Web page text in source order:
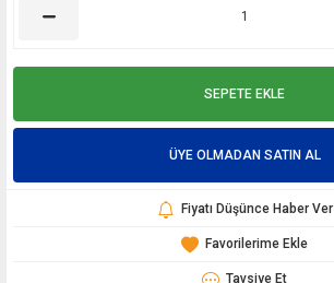
SEPETE EKLE
ÜYE OLMADAN SATIN AL
Fiyatı Düşünce Haber Ver
Tavsiye Et